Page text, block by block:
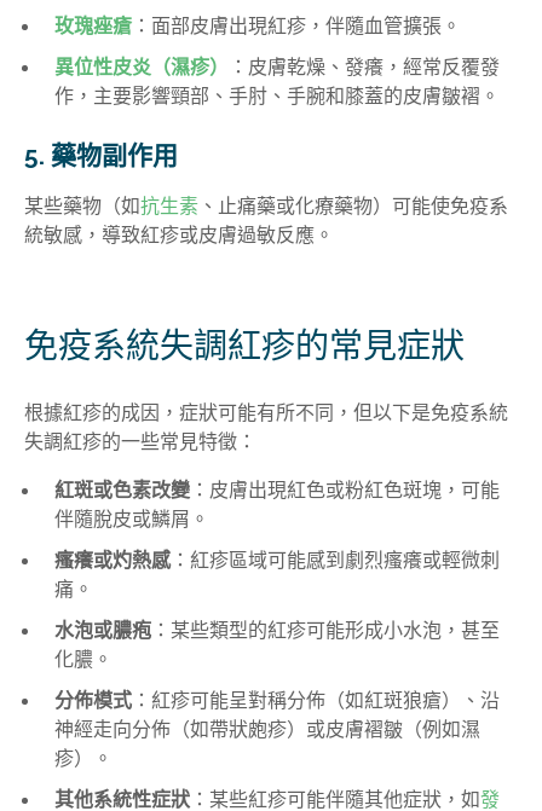
玫瑰痤瘡 ：面部皮膚出現紅疹，伴隨血管擴張。
異位性皮炎（濕疹）
：皮膚乾燥、發癢，經常反覆發
作，主要影響頸部、手肘、手腕和膝蓋的皮膚皺褶。
5. 藥物副作用
某些藥物（如抗生素 、止痛藥或化療藥物）可能使免疫系
統敏感，導致紅疹或皮膚過敏反應。
免疫系統失調紅疹的常見症狀
根據紅疹的成因，症狀可能有所不同，但以下是免疫系統
失調紅疹的一些常見特徵：
紅斑或色素改變 ：皮膚出現紅色或粉紅色斑塊，可能
伴隨脫皮或鱗屑。
瘙癢或灼熱感 ：紅疹區域可能感到劇烈瘙癢或輕微刺
痛。
水泡或膿疱 ：某些類型的紅疹可能形成小水泡，甚至
化膿。
分佈模式 ：紅疹可能呈對稱分佈（如紅斑狼瘡）、沿
神經走向分佈（如帶狀皰疹）或皮膚褶皺（例如濕
疹）。
其他系統性症狀 ：某些紅疹可能伴隨其他症狀，如發